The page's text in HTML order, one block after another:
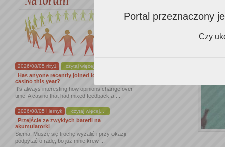
2026/08/05 rixy1 czytaj więcej...
Has anyone recently joined lordofspins
casino this year?
It's always interesting how opinions change over
time. A casino that had mixed feedback a ...
2026/08/05 Hernyk czytaj więcej...
Przejście ze zwykłych baterii na
akumulatorki
Siema. Muszę się trochę wyżalić i przy okazji
podpytać o radę, bo już mnie krew ...
Portal przeznaczony
Czy